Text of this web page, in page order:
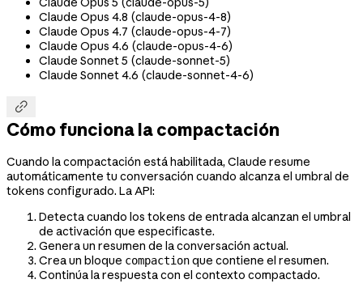
Claude Opus 4.8 (claude-opus-4-8)
Claude Opus 4.7 (claude-opus-4-7)
Claude Opus 4.6 (claude-opus-4-6)
Claude Sonnet 5 (claude-sonnet-5)
Claude Sonnet 4.6 (claude-sonnet-4-6)

Cómo funciona la compactación
Cuando la compactación está habilitada, Claude resume
automáticamente tu conversación cuando alcanza el umbral de
tokens configurado. La API:
Detecta cuando los tokens de entrada alcanzan el umbral
de activación que especificaste.
Genera un resumen de la conversación actual.
Crea un bloque compactionque contiene el resumen.
Continúa la respuesta con el contexto compactado.